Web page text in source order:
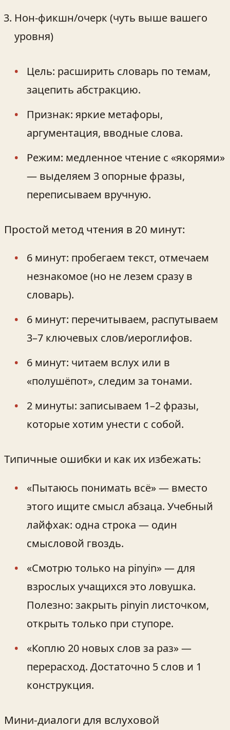
Нон-фикшн/очерк (чуть выше вашего
уровня)
Цель: расширить словарь по темам,
зацепить абстракцию.
Признак: яркие метафоры,
аргументация, вводные слова.
Режим: медленное чтение с «якорями»
— выделяем 3 опорные фразы,
переписываем вручную.
Простой метод чтения в 20 минут:
6 минут: пробегаем текст, отмечаем
незнакомое (но не лезем сразу в
словарь).
6 минут: перечитываем, распутываем
3–7 ключевых слов/иероглифов.
6 минут: читаем вслух или в
«полушёпот», следим за тонами.
2 минуты: записываем 1–2 фразы,
которые хотим унести с собой.
Типичные ошибки и как их избежать:
«Пытаюсь понимать всё» — вместо
этого ищите смысл абзаца. Учебный
лайфхак: одна строка — один
смысловой гвоздь.
«Смотрю только на pinyin» — для
взрослых учащихся это ловушка.
Полезно: закрыть pinyin листочком,
открыть только при ступоре.
«Коплю 20 новых слов за раз» —
перерасход. Достаточно 5 слов и 1
конструкция.
Мини‑диалоги для вслуховой